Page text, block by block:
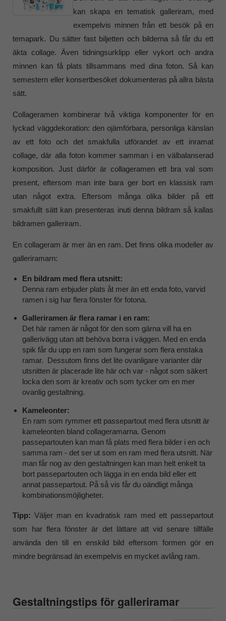
kan skapa en tematisk galleriram, med
exempelvis minnen från ett besök på en
temapark. Du sätter fast biljetten och bilderna så får du ett
äkta collage. Även tidningsurklipp eller vykort och andra
minnen kan få plats tillsammans med dina foton. Så kan
semestern eller konsertbesöket dokumenteras på allra bästa
sätt.
Collageramen kombinerar två viktiga komponenter för en
lyckad väggdekoration: den ojämförbara, personliga känslan
av ett foto och det smakfulla utförandet av ett inramat
collage, där alla foton kommer samman i en välbalanserad
komposition. Just därför är collageramen ett bra val som
present, eftersom man inte bara ger bort en klassisk ram
utan något extra. Eftersom många olika bilder på ett
smakfullt sätt kan presenteras inuti denna bildram så kallas
bildramen galleriram.
En collageram är mer än en ram. Det finns olika modeller av
galleriramarn:
En bildram med flera utsnitt:
Denna ram erbjuder plats åt mer än ett enda foto, varvid
ramen i sig har flera fönster för fotona.
Galleriramen är flera ramar i en ram:
Det här ramen är något för den som gärna vill ha en
gallerivägg utan att behöva borra i väggen. Med en enda
spik får du upp en ram som fungerar som flera enstaka
ramar. Dessutom finns det lite ovanligare varianter där
utsnitten är placerade lite här och var - något som säkert
locka den som är kreativ och som tycker om en mer
ovanlig gestaltning.
Kameleonter:
En ram som rymmer ett passepartout med flera utsnitt är
kameleonten bland collageramarna. Genom
passepartouten kan man få plats med flera bilder i en och
samma ram - det ser ut som en ram med flera utsnitt. När
man får nog av den gestaltningen kan man helt enkelt ta
bort passepartouten och lägga in en enda bild eller ett
annat passepartout. På så vis får du oändligt många
kombinationsmöjligheter.
Tipp: Väljer man en kvadratisk ram med ett passepartout
som har flera fönster är det lättare att vid senare tillfälle
använda den till en enskild bild eftersom formen gör en
mindre begränsad än exempelvis en mycket avlång ram.
Gestaltningstips för galleriramar